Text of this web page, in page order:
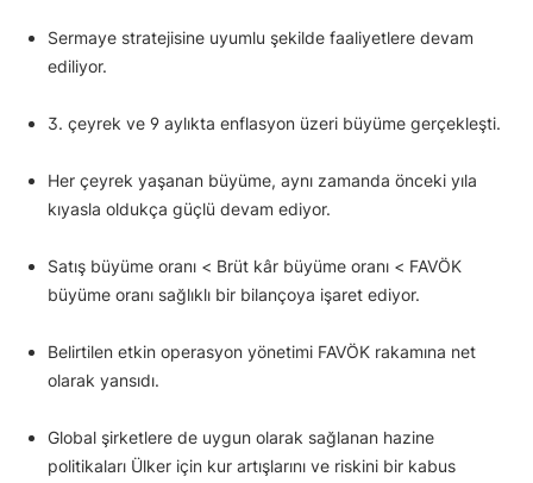
Sermaye stratejisine uyumlu şekilde faaliyetlere devam
ediliyor.
3. çeyrek ve 9 aylıkta enflasyon üzeri büyüme gerçekleşti.
Her çeyrek yaşanan büyüme, aynı zamanda önceki yıla
kıyasla oldukça güçlü devam ediyor.
Satış büyüme oranı < Brüt kâr büyüme oranı < FAVÖK
büyüme oranı sağlıklı bir bilançoya işaret ediyor.
Belirtilen etkin operasyon yönetimi FAVÖK rakamına net
olarak yansıdı.
Global şirketlere de uygun olarak sağlanan hazine
politikaları Ülker için kur artışlarını ve riskini bir kabus